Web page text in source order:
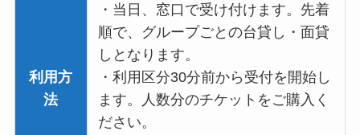
利用方
法
・当日、窓口で受け付けます。先着
順で、グループごとの台貸し・面貸
しとなります。
・利用区分30分前から受付を開始し
ます。人数分のチケットをご購入く
ださい。